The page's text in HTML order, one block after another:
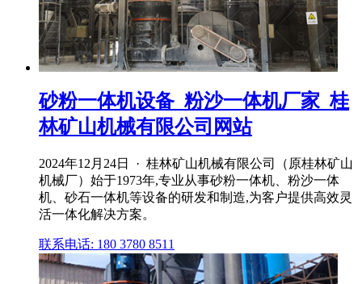
砂粉一体机设备_粉沙一体机厂家_桂
林矿山机械有限公司网站
2024年12月24日 · 桂林矿山机械有限公司（原桂林矿山
机械厂）始于1973年,专业从事砂粉一体机、粉沙一体
机、砂石一体机等设备的研发和制造,为客户提供高效灵
活一体化解决方案。
联系电话: 180 3780 8511